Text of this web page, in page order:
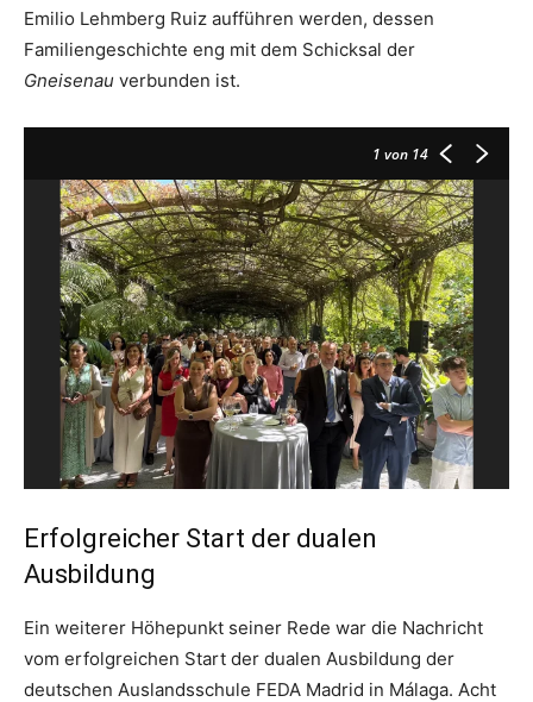
Emilio Lehmberg Ruiz aufführen werden, dessen
Familiengeschichte eng mit dem Schicksal der
Gneisenau verbunden ist.
1 von 14
Erfolgreicher Start der dualen
Ausbildung
Ein weiterer Höhepunkt seiner Rede war die Nachricht
vom erfolgreichen Start der dualen Ausbildung der
deutschen Auslandsschule FEDA Madrid in Málaga. Acht